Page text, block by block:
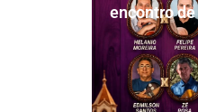
encontro